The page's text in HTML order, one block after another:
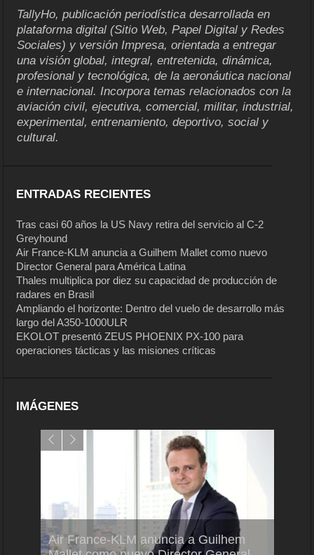
TallyHo, publicación periodística desarrollada en
plataforma digital (Sitio Web, Papel Digital y Redes
Sociales) y versión Impresa, orientada a entregar
una visión global, integral, entretenida, dinámica,
profesional y tecnológica, de la aeronáutica nacional
e internacional. Incorpora temas relacionados con la
aviación civil, ejecutiva, comercial, militar, industrial,
experimental, entrenamiento, deportivo, social y
cultural.
ENTRADAS RECIENTES
Tras casi 60 años la US Navy retira del servicio al C-2
Greyhound
Air France-KLM anuncia a Guilhem Mallet como nuevo
Director General para América Latina
Thales multiplica por diez su capacidad de producción de
radares en Brasil
Ampliando el horizonte: Dentro del vuelo de desarrollo más
largo del A350-1000ULR
EKOLOT presentó ZEUS PHOENIX PX-100 para
operaciones tácticas y las misiones críticas
IMÁGENES
Air France-KLM anuncia a Guilhem